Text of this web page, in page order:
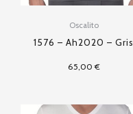
Oscalito
1576 – Ah2020 – Gris
65,00€